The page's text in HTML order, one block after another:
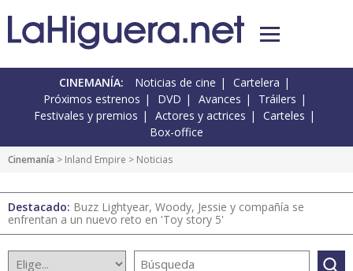
CINEMANÍA: Noticias de cine
Cartelera
Próximos estrenos
DVD Avances
Tráilers
Festivales y premios
Actores y actrices
Carteles
Box-office
Cinemanía > Inland Empire > Noticias
Destacado: Buzz Lightyear, Woody, Jessie y compañía se
enfrentan a un nuevo reto en 'Toy story 5'